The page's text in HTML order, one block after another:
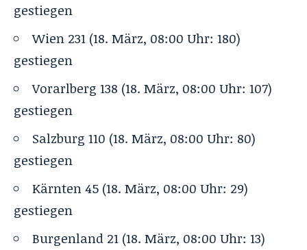
gestiegen
Wien 231 (18. März, 08:00 Uhr: 180)
gestiegen
Vorarlberg 138 (18. März, 08:00 Uhr: 107)
gestiegen
Salzburg 110 (18. März, 08:00 Uhr: 80)
gestiegen
Kärnten 45 (18. März, 08:00 Uhr: 29)
gestiegen
Burgenland 21 (18. März, 08:00 Uhr: 13)